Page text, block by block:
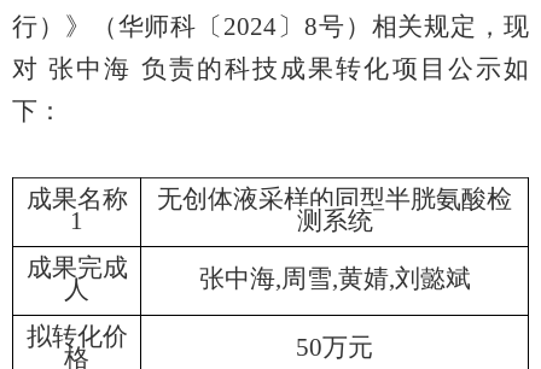
行）》（华师科〔2024〕8号）相关规定，现
对 张中海 负责的科技成果转化项目公示如
下：
成果名称
1
无创体液采样的同型半胱氨酸检
测系统
成果完成
人
张中海,周雪,黄婧,刘懿斌
拟转化价
格 50万元